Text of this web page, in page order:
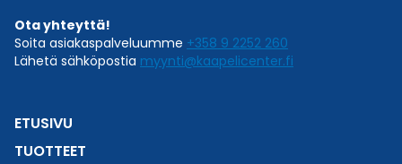
Ota yhteyttä!
Soita asiakaspalveluumme +358 9 2252 260
Lähetä sähköpostia myynti@kaapelicenter.fi
ETUSIVU
TUOTTEET